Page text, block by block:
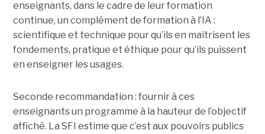
enseignants, dans le cadre de leur formation
continue, un complément de formation à l’IA :
scientifique et technique pour qu’ils en maîtrisent les
fondements, pratique et éthique pour qu’ils puissent
en enseigner les usages.
Seconde recommandation : fournir à ces
enseignants un programme à la hauteur de l’objectif
affiché. La SFI estime que c’est aux pouvoirs publics